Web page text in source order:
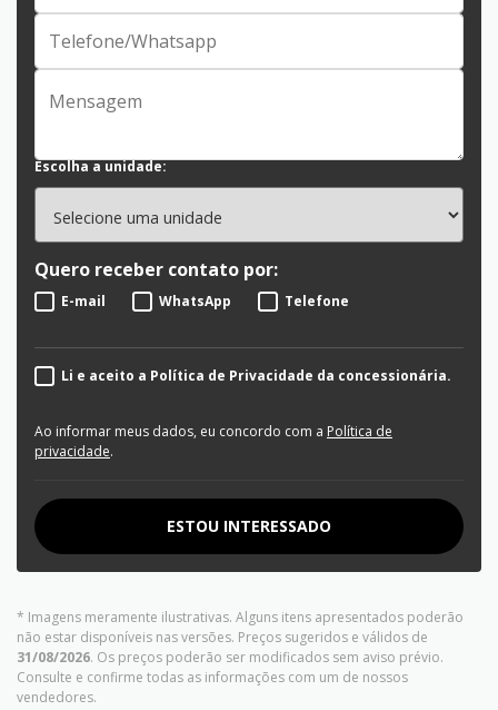
Escolha a unidade:
Quero receber contato por:
E-mail WhatsApp Telefone
Li e aceito a Política de Privacidade da concessionária.
Ao informar meus dados, eu concordo com a Política de
privacidade.
ESTOU INTERESSADO
* Imagens meramente ilustrativas. Alguns itens apresentados poderão
não estar disponíveis nas versões. Preços sugeridos e válidos de
31/08/2026. Os preços poderão ser modificados sem aviso prévio.
Consulte e confirme todas as informações com um de nossos
vendedores.